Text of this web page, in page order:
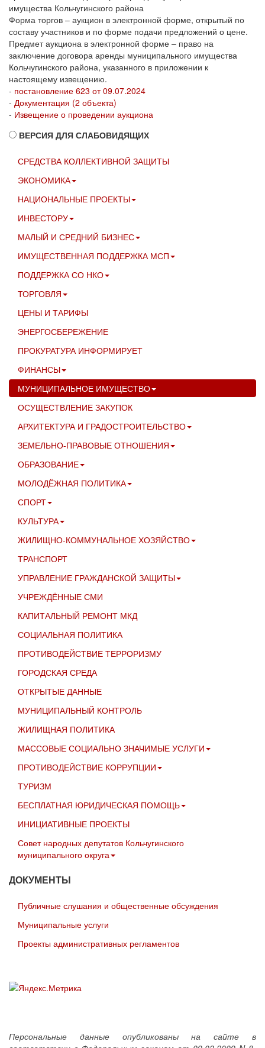
имущества Кольчугинского района
Форма торгов – аукцион в электронной форме, открытый по
составу участников и по форме подачи предложений о цене.
Предмет аукциона в электронной форме – право на
заключение договора аренды муниципального имущества
Кольчугинского района, указанного в приложении к
настоящему извещению.
- постановление 623 от 09.07.2024
- Документация (2 объекта)
- Извещение о проведении аукциона
ВЕРСИЯ ДЛЯ СЛАБОВИДЯЩИХ
СРЕДСТВА КОЛЛЕКТИВНОЙ ЗАЩИТЫ
ЭКОНОМИКА
НАЦИОНАЛЬНЫЕ ПРОЕКТЫ
ИНВЕСТОРУ
МАЛЫЙ И СРЕДНИЙ БИЗНЕС
ИМУЩЕСТВЕННАЯ ПОДДЕРЖКА МСП
ПОДДЕРЖКА СО НКО
ТОРГОВЛЯ
ЦЕНЫ И ТАРИФЫ
ЭНЕРГОСБЕРЕЖЕНИЕ
ПРОКУРАТУРА ИНФОРМИРУЕТ
ФИНАНСЫ
МУНИЦИПАЛЬНОЕ ИМУЩЕСТВО
ОСУЩЕСТВЛЕНИЕ ЗАКУПОК
АРХИТЕКТУРА И ГРАДОСТРОИТЕЛЬСТВО
ЗЕМЕЛЬНО-ПРАВОВЫЕ ОТНОШЕНИЯ
ОБРАЗОВАНИЕ
МОЛОДЁЖНАЯ ПОЛИТИКА
СПОРТ
КУЛЬТУРА
ЖИЛИЩНО-КОММУНАЛЬНОЕ ХОЗЯЙСТВО
ТРАНСПОРТ
УПРАВЛЕНИЕ ГРАЖДАНСКОЙ ЗАЩИТЫ
УЧРЕЖДЁННЫЕ СМИ
КАПИТАЛЬНЫЙ РЕМОНТ МКД
СОЦИАЛЬНАЯ ПОЛИТИКА
ПРОТИВОДЕЙСТВИЕ ТЕРРОРИЗМУ
ГОРОДСКАЯ СРЕДА
ОТКРЫТЫЕ ДАННЫЕ
МУНИЦИПАЛЬНЫЙ КОНТРОЛЬ
ЖИЛИЩНАЯ ПОЛИТИКА
МАССОВЫЕ СОЦИАЛЬНО ЗНАЧИМЫЕ УСЛУГИ
ПРОТИВОДЕЙСТВИЕ КОРРУПЦИИ
ТУРИЗМ
БЕСПЛАТНАЯ ЮРИДИЧЕСКАЯ ПОМОЩЬ
ИНИЦИАТИВНЫЕ ПРОЕКТЫ
Совет народных депутатов Кольчугинского
муниципального округа
ДОКУМЕНТЫ
Публичные слушания и общественные обсуждения
Муниципальные услуги
Проекты административных регламентов
Персональные данные опубликованы на сайте в